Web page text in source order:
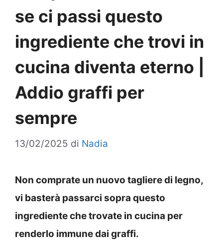
se ci passi questo
ingrediente che trovi in
cucina diventa eterno |
Addio graffi per
sempre
13/02/2025 di Nadia
Non comprate un nuovo tagliere di legno,
vi basterà passarci sopra questo
ingrediente che trovate in cucina per
renderlo immune dai graffi.